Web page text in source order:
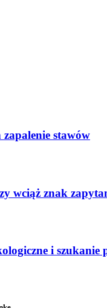
stawów
wciąż znak
i szukanie